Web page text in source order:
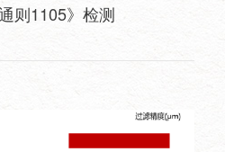
则1105》检测